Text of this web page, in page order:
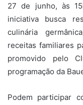
27 de junho, às
iniciativa busca
culinária
receitas familiares
promovido pelo
programação da
Podem participar